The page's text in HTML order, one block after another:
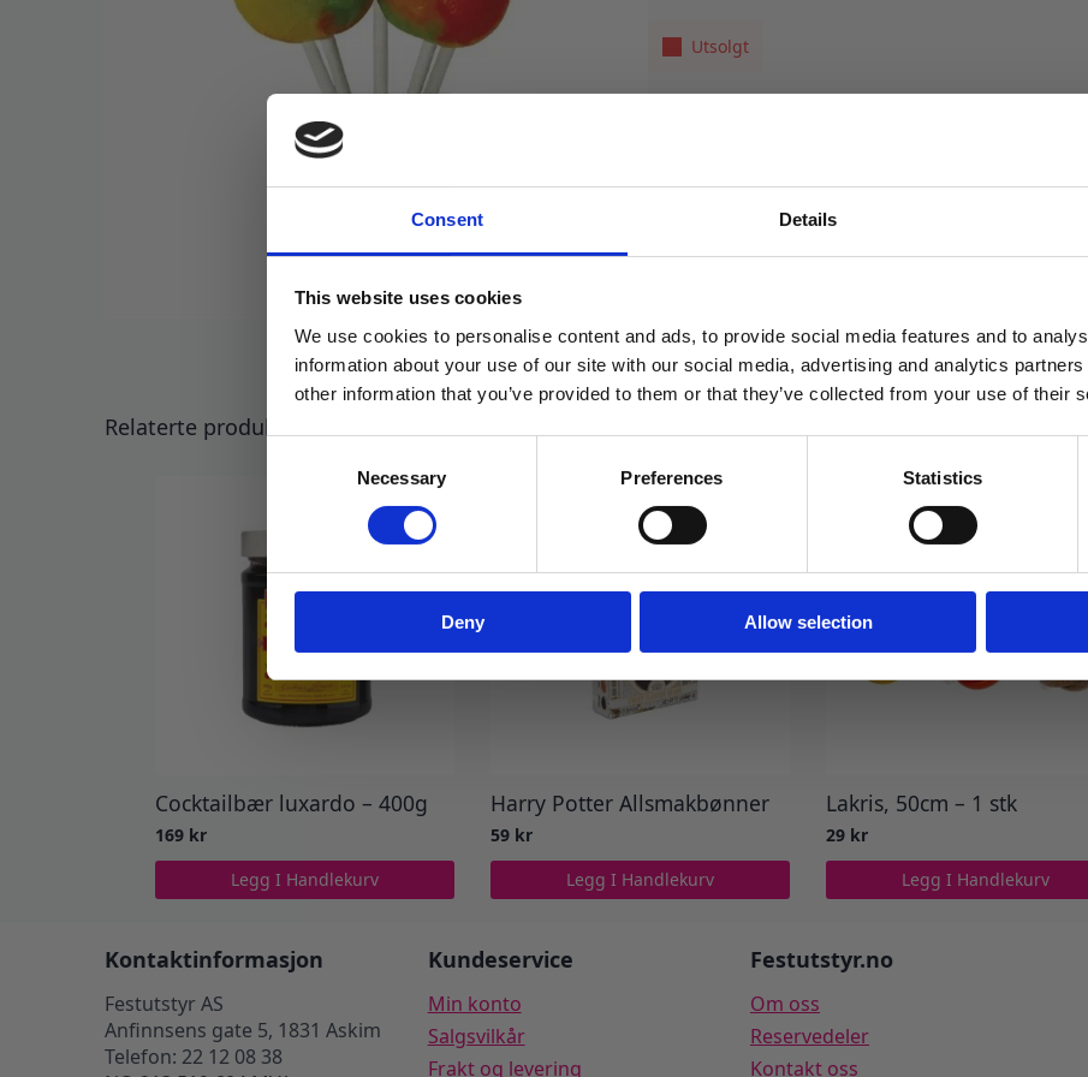
Consent Details
This website uses cookies
We use cookies to personalise content and ads, to provide social media features and to
information about your use of our site with our social media, advertising and analytics
other information that you’ve provided to them or that they’ve collected from your use of their
Necessary Preferences Statistics
Deny Allow selection
Utsolgt
Relaterte produkter
Cocktailbær luxardo – 400g
169 kr
Legg I Handlekurv
Harry Potter Allsmakbønner
59 kr
Legg I Handlekurv
Lakris, 50cm – 1 stk
29 kr
Legg I Handlekurv
Kontaktinformasjon
Festutstyr AS
Anfinnsens gate 5, 1831 Askim
Telefon: 22 12 08 38
Kundeservice
Min konto
Salgsvilkår
Frakt og levering
Festutstyr.no
Om oss
Reservedeler
Kontakt oss
få eksklusive tilbud og masse
inspirasjon rett i innboksen
Ja takk! Jeg vil gjerne få brev fra dere!